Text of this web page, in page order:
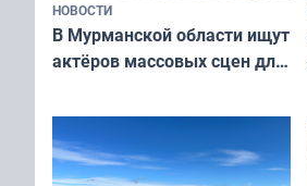
НОВОСТИ
В Мурманской области ищут
актёров массовых сцен для
короткометражном фильме